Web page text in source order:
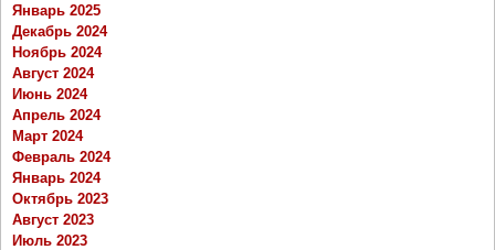
Январь 2025
Декабрь 2024
Ноябрь 2024
Август 2024
Июнь 2024
Апрель 2024
Март 2024
Февраль 2024
Январь 2024
Октябрь 2023
Август 2023
Июль 2023